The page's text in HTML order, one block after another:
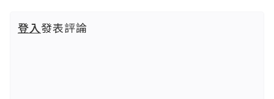
登入發表評論